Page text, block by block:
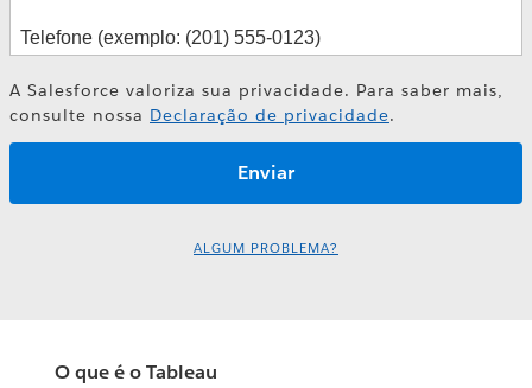
A Salesforce valoriza sua privacidade. Para saber mais,
consulte nossa Declaração de privacidade.
ALGUM PROBLEMA?
O que é o Tableau